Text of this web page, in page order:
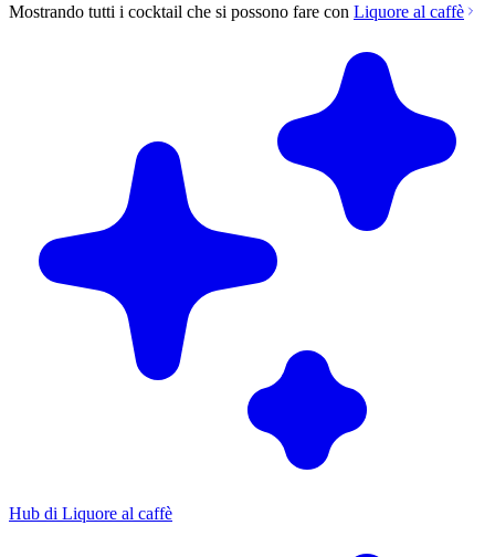
Mostrando tutti i cocktail che si possono fare con Liquore al caffè
Hub di Liquore al caffè